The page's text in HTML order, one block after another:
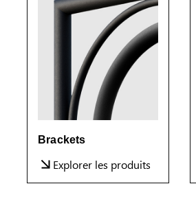
Brackets
Explorer les produits